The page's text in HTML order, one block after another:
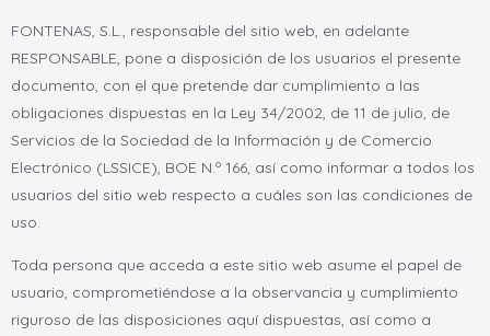
FONTENAS, S.L., responsable del sitio web, en adelante
RESPONSABLE, pone a disposición de los usuarios el presente
documento, con el que pretende dar cumplimiento a las
obligaciones dispuestas en la Ley 34/2002, de 11 de julio, de
Servicios de la Sociedad de la Información y de Comercio
Electrónico (LSSICE), BOE N.º 166, así como informar a todos los
usuarios del sitio web respecto a cuáles son las condiciones de
uso.
Toda persona que acceda a este sitio web asume el papel de
usuario, comprometiéndose a la observancia y cumplimiento
riguroso de las disposiciones aquí dispuestas, así como a